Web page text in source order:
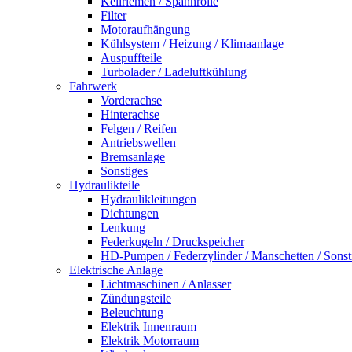
Filter
Motoraufhängung
Kühlsystem / Heizung / Klimaanlage
Auspuffteile
Turbolader / Ladeluftkühlung
Fahrwerk
Vorderachse
Hinterachse
Felgen / Reifen
Antriebswellen
Bremsanlage
Sonstiges
Hydraulikteile
Hydraulikleitungen
Dichtungen
Lenkung
Federkugeln / Druckspeicher
HD-Pumpen / Federzylinder / Manschetten /
Elektrische Anlage
Lichtmaschinen / Anlasser
Zündungsteile
Beleuchtung
Elektrik Innenraum
Elektrik Motorraum